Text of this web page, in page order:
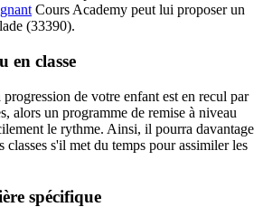
Cours Academy peut lui proposer un
(33390).
en classe
progression de votre enfant est en recul par
alors un programme de remise à niveau
le rythme. Ainsi, il pourra davantage
classes s'il met du temps pour assimiler les
spécifique